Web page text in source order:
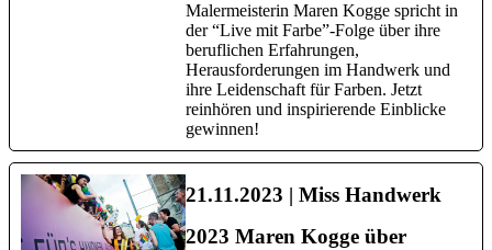
Malermeisterin Maren Kogge spricht in
der “Live mit Farbe”-Folge über ihre
beruflichen Erfahrungen,
Herausforderungen im Handwerk und
ihre Leidenschaft für Farben. Jetzt
reinhören und inspirierende Einblicke
gewinnen!
21.11.2023 | Miss Handwerk
2023 Maren Kogge über